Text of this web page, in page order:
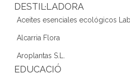
DESTIL·LADORA
Aceites esenciales ecológicos
Alcarria Flora
Aroplantas S.L.
EDUCACIÓ